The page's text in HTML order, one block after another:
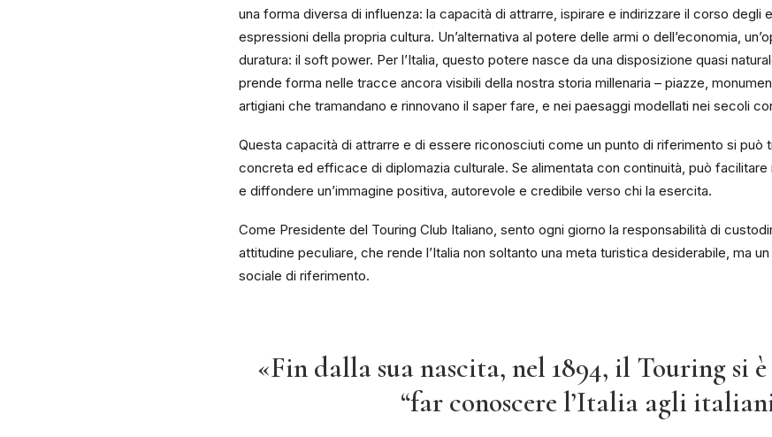
una forma diversa di influenza: la capacità di attrarre, ispirare e indirizzare il corso degli
espressioni della propria cultura. Un’alternativa al potere delle armi o dell’economia,
duratura: il soft power. Per l’Italia, questo potere nasce da una disposizione quasi
prende forma nelle tracce ancora visibili della nostra storia millenaria – piazze,
artigiani che tramandano e rinnovano il saper fare, e nei paesaggi modellati nei secoli
Questa capacità di attrarre e di essere riconosciuti come un punto di riferimento si può
concreta ed efficace di diplomazia culturale. Se alimentata con continuità, può facilitare
e diffondere un’immagine positiva, autorevole e credibile verso chi la esercita.
Come Presidente del Touring Club Italiano, sento ogni giorno la responsabilità di
attitudine peculiare, che rende l’Italia non soltanto una meta turistica desiderabile, ma
sociale di riferimento.
«Fin dalla sua nascita, nel 1894, il Touring si
“far conoscere l’Italia agli